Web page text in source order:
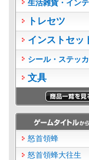
生活雑貨・イン
トレセツ
インストセッ
シール・ステッ
文具
怒首領蜂
怒首領蜂大往生